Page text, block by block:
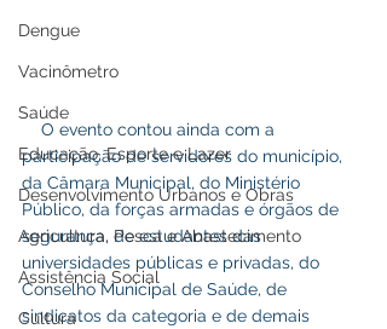
Dengue
Vacinômetro
Saúde
Educação, Esporte e Lazer
Desenvolvimento Urbanos e Obras
Agricultura, Pesca e Abastecimento
Assistência Social
Cultura
participação de servidores do município,
da Câmara Municipal, do Ministério
Público, da forças armadas e órgãos de
segurança, de estudantes das
universidades públicas e privadas, do
Conselho Municipal de Saúde, de
sindicatos da categoria e de demais